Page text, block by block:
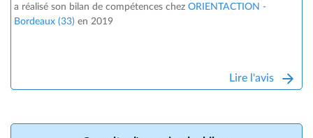
a réalisé son bilan de compétences chez ORIENTACTION -
Bordeaux (33) en 2019
Lire l'avis